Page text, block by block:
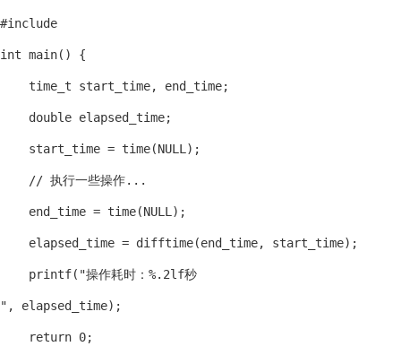
#include
int main() {
    time_t start_time, end_time;
    double elapsed_time;
    start_time = time(NULL);
    // 执行一些操作...
    end_time = time(NULL);
    elapsed_time = difftime(end_time, start_time);
    printf("操作耗时：%.2lf秒
", elapsed_time);
    return 0;